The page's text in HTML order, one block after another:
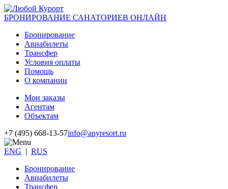
БРОНИРОВАНИЕ САНАТОРИЕВ ОНЛАЙН
Бронирование
Авиабилеты
Трансфер
Условия оплаты
Помощь
О компании
Мои заказы
Агентам
Объектам
+7 (495) 668-13-57info@anyresort.ru
ENG | RUS
Бронирование
Авиабилеты
Трансфер